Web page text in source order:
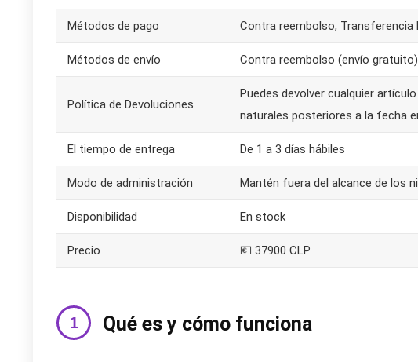
Métodos de pago Contra reembolso, Transferencia
Métodos de envío Contra reembolso (envío
Política de Devoluciones
Puedes devolver cualquier
naturales posteriores a la fecha
El tiempo de entrega De 1 a 3 días hábiles
Modo de administración Mantén fuera del alcance de los
Disponibilidad En stock
Precio 💶 37900 CLP
Qué es y cómo funciona